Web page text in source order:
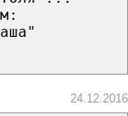
24.12.2016